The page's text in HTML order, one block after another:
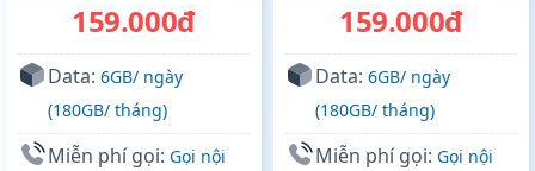
159.000đ
Data: 6GB/ ngày
(180GB/ tháng)
Miễn phí gọi: Gọi nội
159.000đ
Data: 6GB/ ngày
(180GB/ tháng)
Miễn phí gọi: Gọi nội